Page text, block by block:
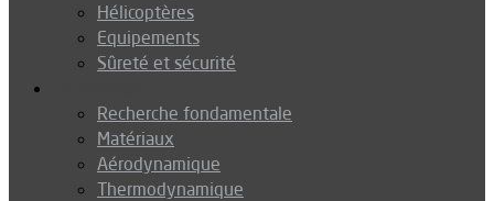
Hélicoptères
Equipements
Sûreté et sécurité
Recherche fondamentale
Matériaux
Aérodynamique
Thermodynamique